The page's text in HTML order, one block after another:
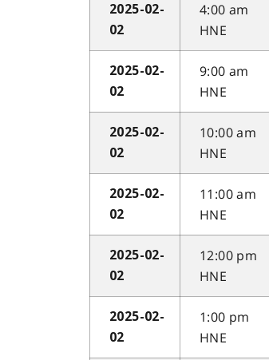
2025-02-
02
4:00 am
HNE
2025-02-
02
9:00 am
HNE
2025-02-
02
10:00 am
HNE
2025-02-
02
11:00 am
HNE
2025-02-
02
12:00 pm
HNE
2025-02-
02
1:00 pm
HNE